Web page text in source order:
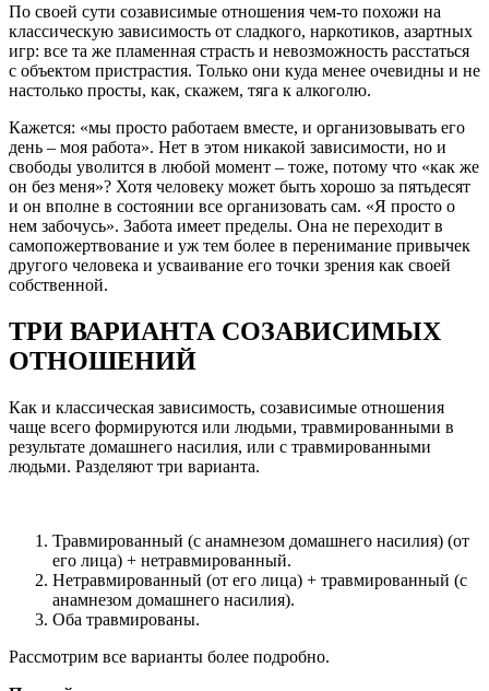
По своей сути созависимые отношения чем-то похожи на
классическую зависимость от сладкого, наркотиков, азартных
игр: все та же пламенная страсть и невозможность расстаться
с объектом пристрастия. Только они куда менее очевидны и не
настолько просты, как, скажем, тяга к алкоголю.
Кажется: «мы просто работаем вместе, и организовывать его
день – моя работа». Нет в этом никакой зависимости, но и
свободы уволится в любой момент – тоже, потому что «как же
он без меня»? Хотя человеку может быть хорошо за пятьдесят
и он вполне в состоянии все организовать сам. «Я просто о
нем забочусь». Забота имеет пределы. Она не переходит в
самопожертвование и уж тем более в перенимание привычек
другого человека и усваивание его точки зрения как своей
собственной.
ТРИ ВАРИАНТА СОЗАВИСИМЫХ
ОТНОШЕНИЙ
Как и классическая зависимость, созависимые отношения
чаще всего формируются или людьми, травмированными в
результате домашнего насилия, или с травмированными
людьми. Разделяют три варианта.
Травмированный (с анамнезом домашнего насилия) (от
его лица) + нетравмированный.
Нетравмированный (от его лица) + травмированный (с
анамнезом домашнего насилия).
Оба травмированы.
Рассмотрим все варианты более подробно.